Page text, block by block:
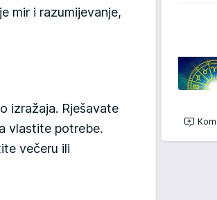
mir i razumijevanje,
izražaja. Rješavate
vlastite potrebe.
večeru ili